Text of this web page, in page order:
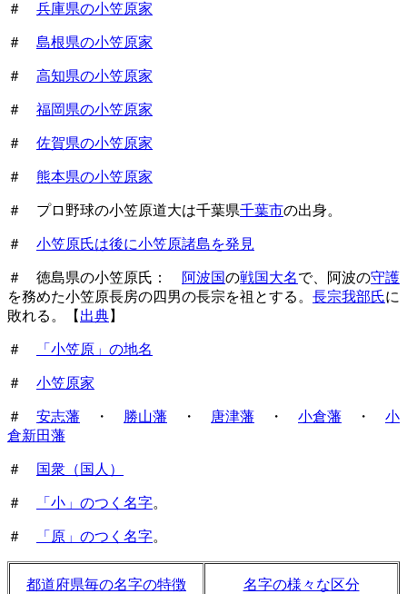
＃ 兵庫県の小笠原家
＃ 島根県の小笠原家
＃ 高知県の小笠原家
＃ 福岡県の小笠原家
＃ 佐賀県の小笠原家
＃ 熊本県の小笠原家
＃ プロ野球の小笠原道大は千葉県千葉市の出身。
＃ 小笠原氏は後に小笠原諸島を発見
＃ 徳島県の小笠原氏： 阿波国の戦国大名で、阿波の守護
を務めた小笠原長房の四男の長宗を祖とする。 長宗我部氏に
敗れる。【 出典】
＃ 「小笠原」の地名
＃ 小笠原家
＃ 安志藩 ・ 勝山藩 ・ 唐津藩 ・ 小倉藩 ・ 小
倉新田藩
＃ 国衆（国人）
＃ 「小」のつく名字。
＃ 「原」のつく名字。
都道府県毎の名字の特徴 名字の様々な区分